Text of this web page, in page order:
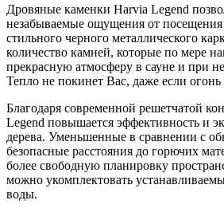
Дровяные каменки Harvia Legend
незабываемые ощущения от
стильного черного металлического
количество камней, которые по мере
прекрасную атмосферу в сауне и при
Тепло не покинет Вас, даже если огонь
Благодаря современной решетчатой
Legend повышается эффективность и
дерева. Уменьшенные в сравнении с
безопасные расстояния до горючих
более свободную планировку
можно укомплектовать
воды.